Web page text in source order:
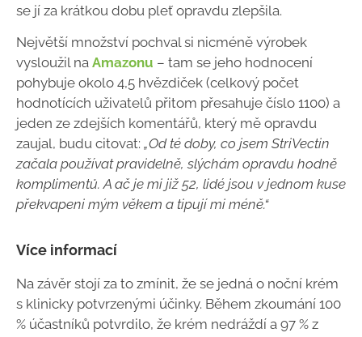
se jí za krátkou dobu pleť opravdu zlepšila.
Největší množství pochval si nicméně výrobek
vysloužil na Amazonu – tam se jeho hodnocení
pohybuje okolo 4,5 hvězdiček (celkový počet
hodnotících uživatelů přitom přesahuje číslo 1100) a
jeden ze zdejších komentářů, který mě opravdu
zaujal, budu citovat: „Od té doby, co jsem StriVectin
začala používat pravidelně, slýchám opravdu hodně
komplimentů. A ač je mi již 52, lidé jsou v jednom kuse
překvapeni mým věkem a tipují mi méně.“
Více informací
Na závěr stojí za to zmínit, že se jedná o noční krém
s klinicky potvrzenými účinky. Během zkoumání 100
% účastníků potvrdilo, že krém nedráždí a 97 % z